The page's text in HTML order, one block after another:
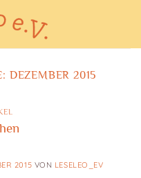
DEZEMBER 2015
2015 VON LESELEO_EV